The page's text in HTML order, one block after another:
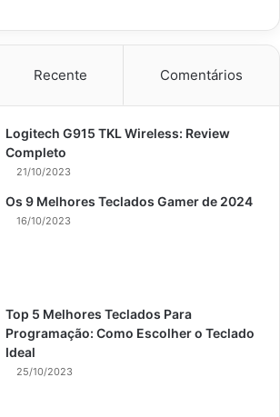
Recente Comentários
Logitech G915 TKL Wireless: Review
Completo
21/10/2023
Os 9 Melhores Teclados Gamer de 2024
16/10/2023
Top 5 Melhores Teclados Para
Programação: Como Escolher o Teclado
Ideal
25/10/2023